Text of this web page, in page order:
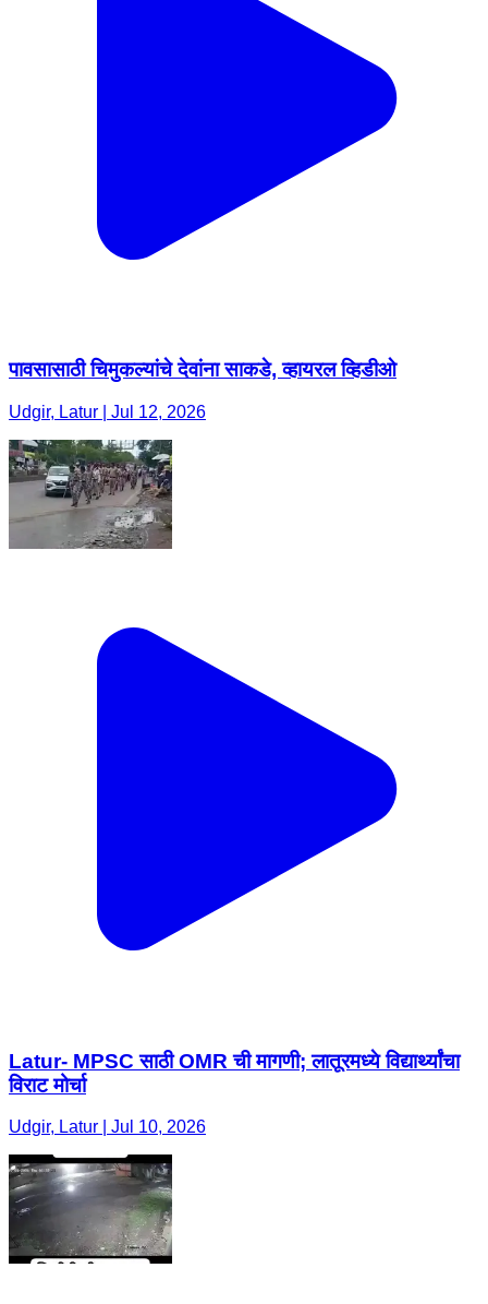
पावसासाठी चिमुकल्यांचे देवांना साकडे, व्हायरल व्हिडीओ
Udgir, Latur | Jul 12, 2026
Latur- MPSC साठी OMR ची मागणी; लातूरमध्ये विद्यार्थ्यांचा
विराट मोर्चा
Udgir, Latur | Jul 10, 2026